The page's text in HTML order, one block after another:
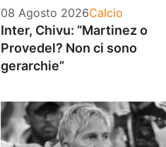
08 Agosto 2026Categorie
Calcio
Inter, Chivu: “Martinez o
Provedel? Non ci sono
gerarchie”